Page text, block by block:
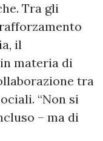
Tra gli
il
materia di
tra
“Non si
– ma di